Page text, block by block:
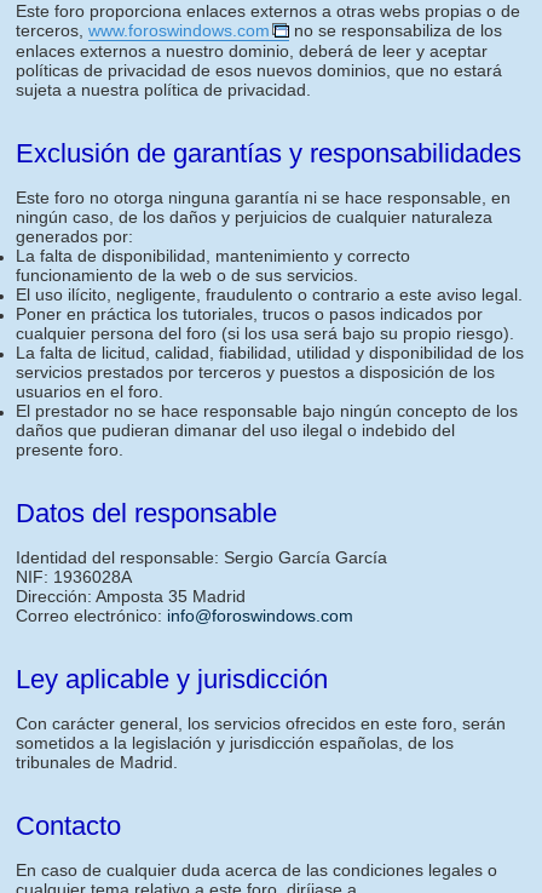
Este foro proporciona enlaces externos a otras webs propias o de
terceros, www.foroswindows.com
no se responsabiliza de los
enlaces externos a nuestro dominio, deberá de leer y aceptar
políticas de privacidad de esos nuevos dominios, que no estará
sujeta a nuestra política de privacidad.
Exclusión de garantías y responsabilidades
Este foro no otorga ninguna garantía ni se hace responsable, en
ningún caso, de los daños y perjuicios de cualquier naturaleza
generados por:
La falta de disponibilidad, mantenimiento y correcto
funcionamiento de la web o de sus servicios.
El uso ilícito, negligente, fraudulento o contrario a este aviso legal.
Poner en práctica los tutoriales, trucos o pasos indicados por
cualquier persona del foro (si los usa será bajo su propio riesgo).
La falta de licitud, calidad, fiabilidad, utilidad y disponibilidad de los
servicios prestados por terceros y puestos a disposición de los
usuarios en el foro.
El prestador no se hace responsable bajo ningún concepto de los
daños que pudieran dimanar del uso ilegal o indebido del
presente foro.
Datos del responsable
Identidad del responsable: Sergio García García
NIF: 1936028A
Dirección: Amposta 35 Madrid
Correo electrónico: info@foroswindows.com
Ley aplicable y jurisdicción
Con carácter general, los servicios ofrecidos en este foro, serán
sometidos a la legislación y jurisdicción españolas, de los
tribunales de Madrid.
Contacto
En caso de cualquier duda acerca de las condiciones legales o